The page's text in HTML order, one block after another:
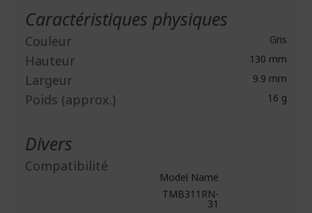
Caractéristiques physiques
Couleur Gris
Hauteur 130 mm
Largeur 9.9 mm
Poids (approx.) 16 g
Divers
Compatibilité
Model Name
TMB311RN-
31